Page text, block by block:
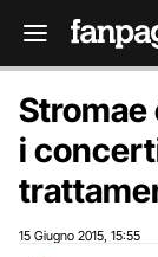
Stromae
i
15 Giugno 2015 15:55